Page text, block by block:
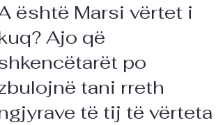
është Marsi vërtet i
Ajo që
po
tani rreth
të tij të vërteta